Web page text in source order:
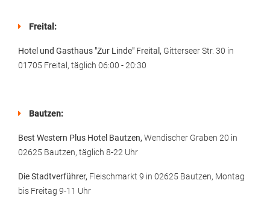
Freital:
Hotel und Gasthaus "Zur Linde" Freital, Gitterseer Str. 30 in
01705 Freital, täglich 06:00 - 20:30
Bautzen:
Best Western Plus Hotel Bautzen, Wendischer Graben 20 in
02625 Bautzen, täglich 8-22 Uhr
Die Stadtverführer, Fleischmarkt 9 in 02625 Bautzen, Montag
bis Freitag 9-11 Uhr